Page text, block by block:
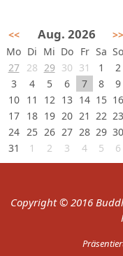
<< Aug. 2026
>>
Mo Di Mi Do Fr Sa So
27
28 29 30 31 1
2
3
4 5 6 7 8
9
10
11 12 13 14 15 16
17
18 19 20 21 22 23
24 25 26 27 28 29 30
31
1 2 3 4 5 6
Copyright © 2016